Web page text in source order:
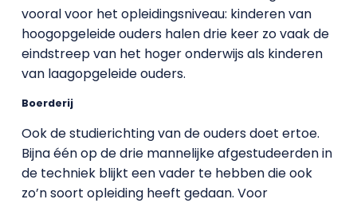
vooral voor het opleidingsniveau: kinderen van
hoogopgeleide ouders halen drie keer zo vaak de
eindstreep van het hoger onderwijs als kinderen
van laagopgeleide ouders.
Boerderij
Ook de studierichting van de ouders doet ertoe.
Bijna één op de drie mannelijke afgestudeerden in
de techniek blijkt een vader te hebben die ook
zo’n soort opleiding heeft gedaan. Voor